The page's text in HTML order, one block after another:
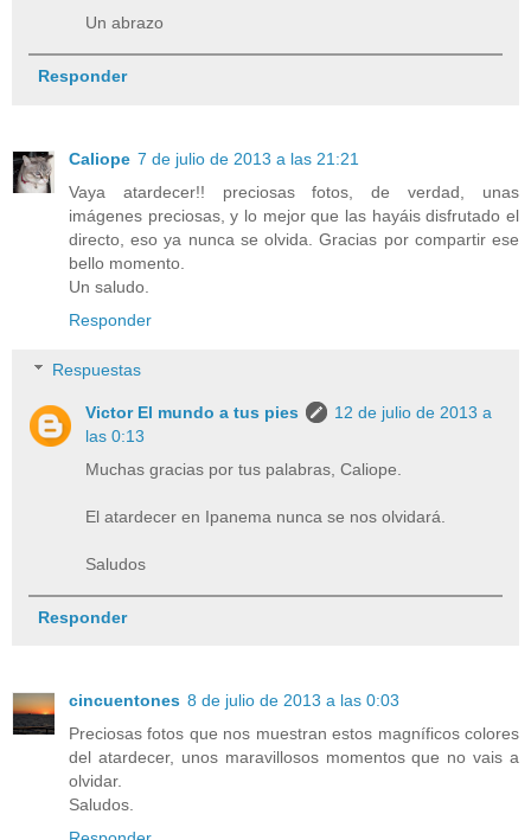
Un abrazo
Responder
Caliope 7 de julio de 2013 a las 21:21
Vaya atardecer!! preciosas fotos, de verdad, unas
imágenes preciosas, y lo mejor que las hayáis disfrutado el
directo, eso ya nunca se olvida. Gracias por compartir ese
bello momento.
Un saludo.
Responder
Respuestas
Victor El mundo a tus pies
12 de julio de 2013 a
las 0:13
Muchas gracias por tus palabras, Caliope.
El atardecer en Ipanema nunca se nos olvidará.
Saludos
Responder
cincuentones 8 de julio de 2013 a las 0:03
Preciosas fotos que nos muestran estos magníficos colores
del atardecer, unos maravillosos momentos que no vais a
olvidar.
Saludos.